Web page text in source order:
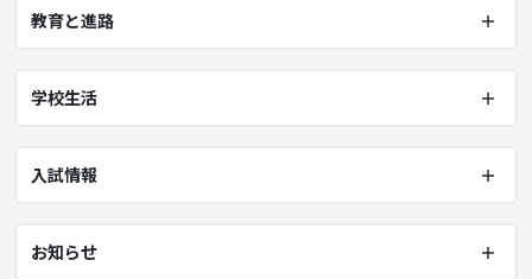
教育と進路
学校生活
入試情報
お知らせ